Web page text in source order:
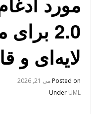
2.0
لایه‌ای و
Posted onمی 21, 2026
UnderUML